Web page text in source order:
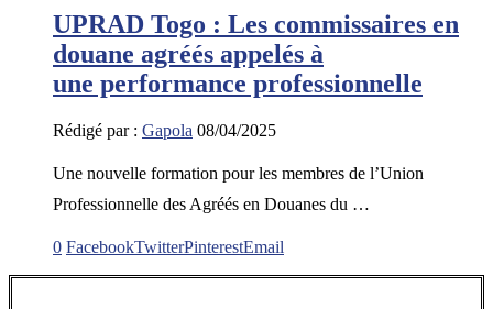
UPRAD Togo : Les commissaires en
douane agréés appelés à
une performance professionnelle
Rédigé par : Gapola 08/04/2025
Une nouvelle formation pour les membres de l’Union
Professionnelle des Agréés en Douanes du …
0 FacebookTwitterPinterestEmail